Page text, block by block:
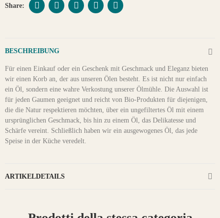
BESCHREIBUNG
Für einen Einkauf oder ein Geschenk mit Geschmack und Eleganz bieten
wir einen Korb an, der aus unseren Ölen besteht. Es ist nicht nur einfach
ein Öl, sondern eine wahre Verkostung unserer Ölmühle. Die Auswahl ist
für jeden Gaumen geeignet und reicht von Bio-Produkten für diejenigen,
die die Natur respektieren möchten, über ein ungefiltertes Öl mit einem
ursprünglichen Geschmack, bis hin zu einem Öl, das Delikatesse und
Schärfe vereint. Schließlich haben wir ein ausgewogenes Öl, das jede
Speise in der Küche veredelt.
ARTIKELDETAILS